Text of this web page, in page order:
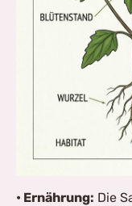
• Ernährung: Die